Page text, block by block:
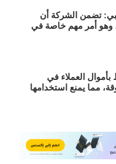
: تضمن الشركة أن
وهو أمر مهم خاصة في
بأموال العملاء في
مما يمنع استخدامها